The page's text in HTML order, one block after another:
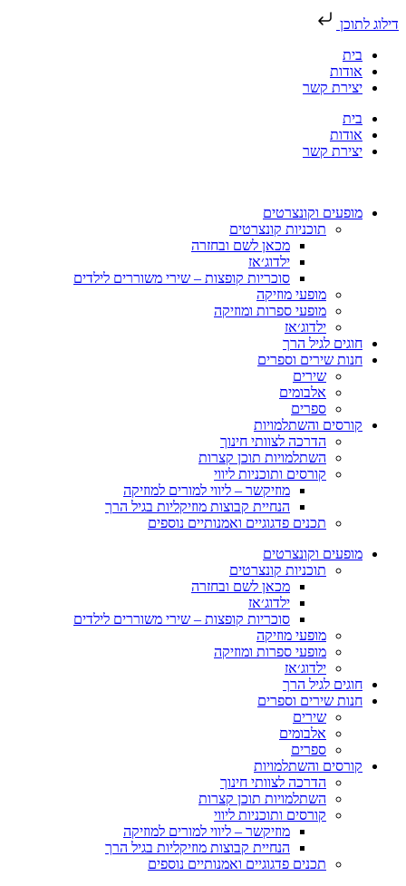
לתוכן
בית
אודות
יצירת קשר
בית
אודות
יצירת קשר
מופעים וקונצרטים
תוכניות קונצרטים
מכאן לשם ובחזרה
ילדוג׳אז
סוכריות קופצות – שירי משוררים לילדים
מופעי מוזיקה
מופעי ספרות ומוזיקה
ילדוג׳אז
חוגים לגיל הרך
חנות שירים וספרים
שירים
אלבומים
ספרים
קורסים והשתלמויות
הדרכה לצוותי חינוך
השתלמויות תוכן קצרות
קורסים ותוכניות ליווי
מוזיקשר – ליווי למורים למוזיקה
הנחיית קבוצות מוזיקליות בגיל הרך
תכנים פדגוגיים ואמנותיים נוספים
מופעים וקונצרטים
תוכניות קונצרטים
מכאן לשם ובחזרה
ילדוג׳אז
סוכריות קופצות – שירי משוררים לילדים
מופעי מוזיקה
מופעי ספרות ומוזיקה
ילדוג׳אז
חוגים לגיל הרך
חנות שירים וספרים
שירים
אלבומים
ספרים
קורסים והשתלמויות
הדרכה לצוותי חינוך
השתלמויות תוכן קצרות
קורסים ותוכניות ליווי
מוזיקשר – ליווי למורים למוזיקה
הנחיית קבוצות מוזיקליות בגיל הרך
תכנים פדגוגיים ואמנותיים נוספים